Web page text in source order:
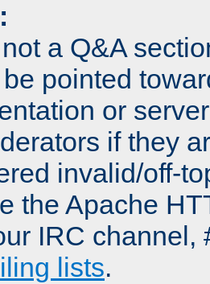
a Q&A
pointed
or
if they
invalid/off-
the Apache
IRC channel,
lists.